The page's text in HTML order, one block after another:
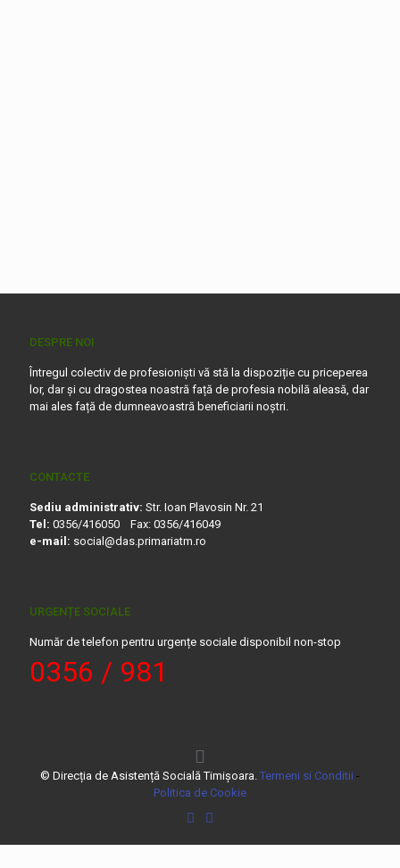
DESPRE NOI
Întregul colectiv de profesioniști vă stă la dispoziție cu priceperea
lor, dar și cu dragostea noastră față de profesia nobilă aleasă, dar
mai ales față de dumneavoastră beneficiarii noștri.
CONTACTE
Sediu administrativ: Str. Ioan Plavosin Nr. 21
Tel: 0356/416050 Fax: 0356/416049
e-mail: social@das.primariatm.ro
URGENȚE SOCIALE
Număr de telefon pentru urgențe sociale disponibil non-stop
0356 / 981
© Direcția de Asistență Socială Timișoara. Termeni si Conditii -
Politica de Cookie